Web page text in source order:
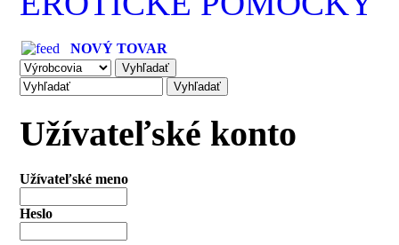
NOVÝ TOVAR
Užívateľské konto
Užívateľské meno
Heslo